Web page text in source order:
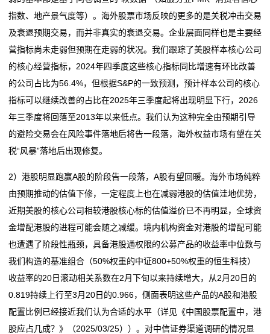
指数、地产景气度等）。海外股票市场反映的更多的是关税冲击交易
及衰退预期交易，而并非真实的衰退交易。企业层面同样也是主要经
营指标尚未走弱但预期在走弱的状况。我们跟踪了美股样本核心公司
的核心经营指标，2024年四季度这些核心指标同比增速有环比改善
的公司占比为56.4%，但根据S&P的一致预测，预计样本公司的核心
指标可以继续改善的占比在2025年三季度起将出现明显下行，2026
年三季度将回落至2013年以来低点。我们认为这种完全由预期引导
的避险交易会在风险事件落地后将告一段落，海外权益市场有望在关
税“风暴”落地后出现修复。
2）港股明显跑赢A股的阶段告一段落，A股有望回暖。海外市场纯粹
由预期推动的估值下修，一定程度上也在减弱港股的估值洼地优势，
近期美股的核心公司相较港股核心标的估值溢价已不再明显，全球资
金增配港股的进程可能会随之减缓。境内机构资金对港股的增配可能
也遭遇了阶段性瓶颈，具备港股通权限的公募产品的收益率中位数与
我们构造的基准组合（50%权重的中证800+50%权重的恒生科技）
收益率的20日滚动相关系数在2月下旬以来持续增大，从2月20日的
0.819持续上行至3月20日的0.966，侧面表明这些产品的A股和港股
配置比例已经接近我们认为合适的水平（详见《中国股票配置中，港
股应占几成？》（2025/03/25））。对中信证券渠道调研的情况显